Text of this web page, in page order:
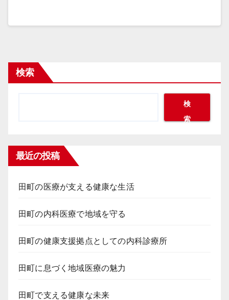
検索
検
索
最近の投稿
田町の医療が支える健康な生活
田町の内科医療で地域を守る
田町の健康支援拠点としての内科診療所
田町に息づく地域医療の魅力
田町で支える健康な未来